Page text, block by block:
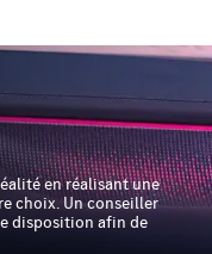
en réalisant une
choix. Un conseiller
disposition afin de